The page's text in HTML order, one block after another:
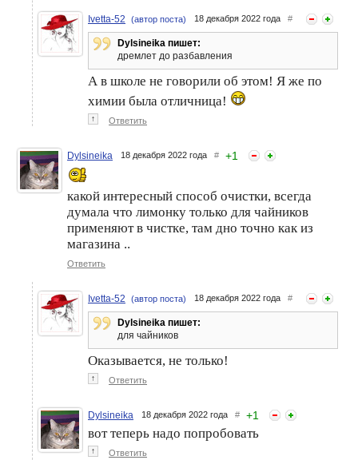
Ivetta-52 (автор поста) 18 декабря 2022 года #
Dylsineika пишет:
дремлет до разбавления
А в школе не говорили об этом! Я же по
химии была отличница!
↑ Ответить
Dylsineika 18 декабря 2022 года # +1
какой интересный способ очистки, всегда
думала что лимонку только для чайников
применяют в чистке, там дно точно как из
магазина ..
Ответить
Ivetta-52 (автор поста) 18 декабря 2022 года #
Dylsineika пишет:
для чайников
Оказывается, не только!
↑ Ответить
Dylsineika 18 декабря 2022 года # +1
вот теперь надо попробовать
↑ Ответить